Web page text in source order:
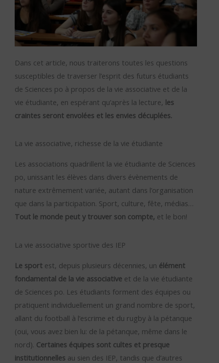
Dans cet article, nous traiterons toutes les questions
susceptibles de traverser l’esprit des futurs étudiants
de Sciences po à propos de la vie associative et de la
vie étudiante, en espérant qu’après la lecture, les
craintes seront envolées et les envies décuplées.
La vie associative, richesse de la vie étudiante
Les associations quadrillent la vie étudiante de Sciences
po, unissant les élèves dans divers évènements de
nature extrêmement variée, autant dans l’organisation
que dans la participation. Sport, culture, fête, médias…
Tout le monde peut y trouver son compte, et le bon!
La vie associative sportive des IEP
Le sport est, depuis plusieurs décennies, un élément
fondamental de la vie associative et de la vie étudiante
de Sciences po. Les étudiants forment des équipes ou
pratiquent individuellement un grand nombre de sport,
allant du football à l’escrime et du rugby à la pétanque
(oui, vous avez bien lu: de la pétanque, même dans le
nord). Certaines équipes sont cultes et presque
institutionnelles au sien des IEP, tandis que d’autres